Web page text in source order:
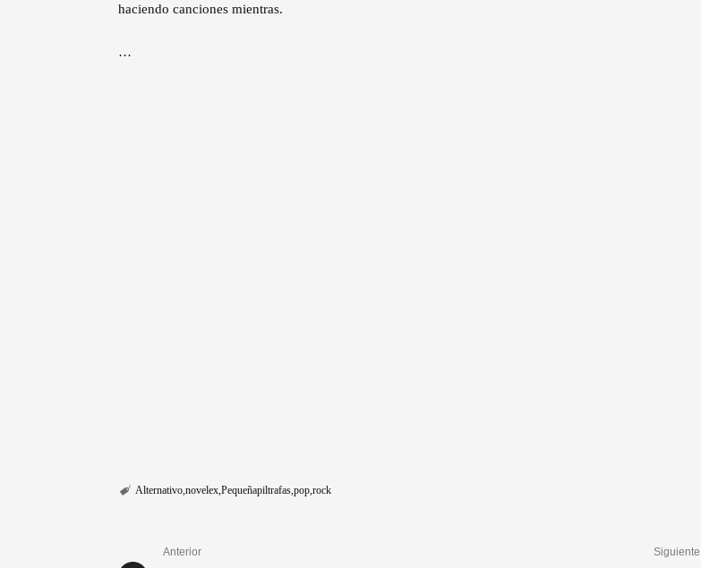
haciendo canciones mientras.
…
Alternativo novelex Pequeñapiltrafas pop rock
Anterior Siguiente